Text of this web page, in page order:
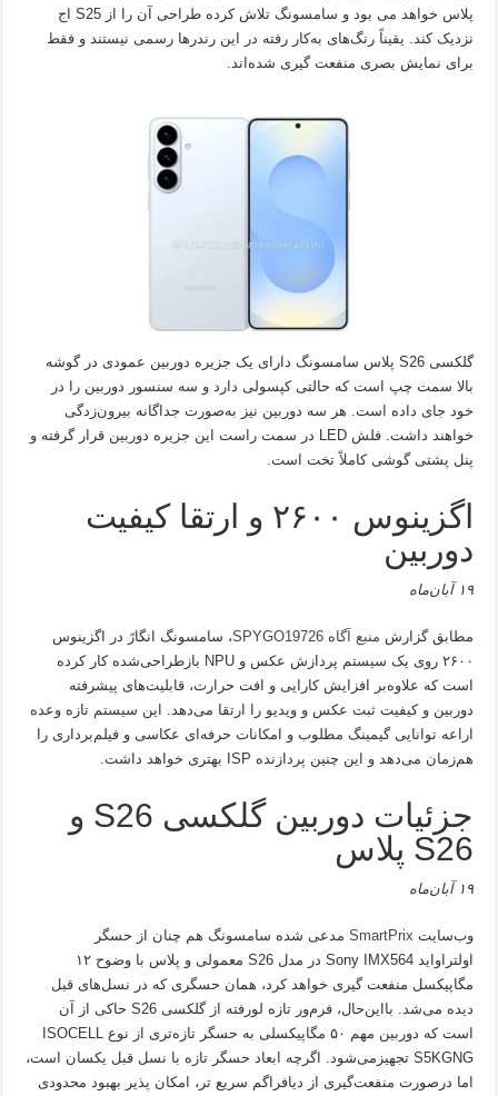
پلاس خواهد می بود و سامسونگ تلاش کرده طراحی آن را از S25 اج
نزدیک کند. یقیناً رنگ‌های به‌کار رفته در این رندرها رسمی نیستند و فقط
برای نمایش بصری منفعت گیری شده‌اند.
گلکسی S26 پلاس سامسونگ دارای یک جزیره دوربین عمودی در گوشه
بالا سمت چپ است که حالتی کپسولی دارد و سه سنسور دوربین را در
خود جای داده است. هر سه دوربین نیز به‌صورت جداگانه بیرون‌زدگی
خواهند داشت. فلش LED در سمت راست این جزیره دوربین قرار گرفته و
پنل پشتی گوشی کاملاً تخت است.
اگزینوس ۲۶۰۰ و ارتقا کیفیت
دوربین
۱۹ آبان‌ماه
مطابق گزارش منبع آگاه SPYGO19726
، سامسونگ انگارً در اگزینوس
۲۶۰۰ روی یک سیستم پردازش عکس و NPU بازطراحی‌شده کار کرده
است که علاوه‌بر افزایش کارایی و افت حرارت، قابلیت‌های پیشرفته
دوربین و کیفیت ثبت عکس و ویدیو را ارتقا می‌دهد. این سیستم تازه وعده
اراعه توانایی گیمینگ مطلوب و امکانات حرفه‌ای عکاسی و فیلم‌برداری را
هم‌زمان می‌دهد و این چنین پردازنده ISP بهتری خواهد داشت.
جزئیات دوربین گلکسی S26 و
S26 پلاس
۱۹ آبان‌ماه
وب‌سایت SmartPrix مدعی شده سامسونگ هم چنان از حسگر
اولتراواید Sony IMX564 در مدل S26 معمولی و پلاس با وضوح ۱۲
مگاپیکسل منفعت گیری خواهد کرد، همان حسگری که در نسل‌های قبل
دیده می‌شد. بااین‌حال، فرم‌ور تازه لورفته از گلکسی S26 حاکی از آن
است که دوربین مهم ۵۰ مگاپیکسلی به حسگر تازه‌تری از نوع ISOCELL
S5KGNG تجهیزمی‌شود. اگرچه ابعاد حسگر تازه با نسل قبل یکسان است،
اما درصورت منفعت‌گیری از دیافراگم سریع تر، امکان پذیر بهبود محدودی